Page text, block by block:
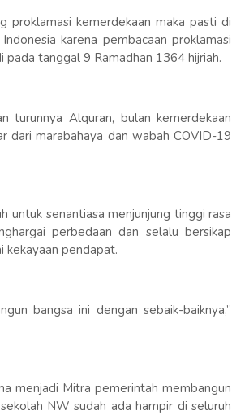
proklamasi kemerdekaan maka pasti di
karena pembacaan proklamasi
tanggal 9 Ramadhan 1364 hijriah.
turunnya Alquran, bulan kemerdekaan
dari marabahaya dan wabah COVID-19
untuk senantiasa menjunjung tinggi rasa
perbedaan dan selalu bersikap
kekayaan pendapat.
bangsa ini dengan sebaik-baiknya,”
menjadi Mitra pemerintah membangun
NW sudah ada hampir di seluruh